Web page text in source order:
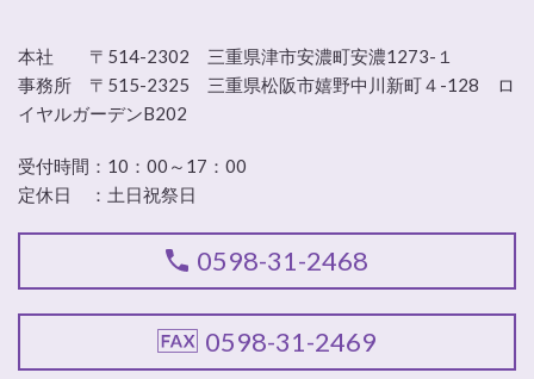
本社 〒514-2302 三重県津市安濃町安濃1273-１
事務所 〒515-2325 三重県松阪市嬉野中川新町４-128 ロ
イヤルガーデンB202
受付時間： 10：00～17：00
定休日 ： 土日祝祭日
0598-31-2468
0598-31-2469